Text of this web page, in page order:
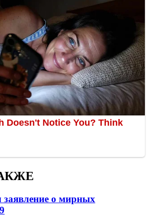
заявление о мирных